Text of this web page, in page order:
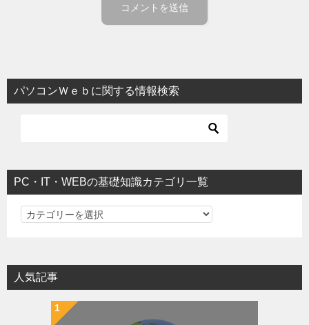
パソコンＷｅｂに関する情報検索
PC・IT・WEBの基礎知識カテゴリ一覧
PC・IT・WEBの基礎知識カテゴリ一覧
人気記事